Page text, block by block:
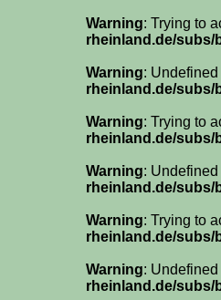
Warning: Trying to
rheinland.de/
Warning:
rheinland.de/
Warning: Trying to
rheinland.de/
Warning:
rheinland.de/
Warning: Trying to
rheinland.de/
Warning:
rheinland.de/